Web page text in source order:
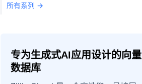
所有系列 →
专为生成式AI应用设计的向量
数据库